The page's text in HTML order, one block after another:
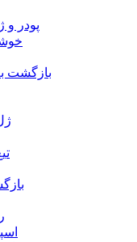
پودر و
بازگشت